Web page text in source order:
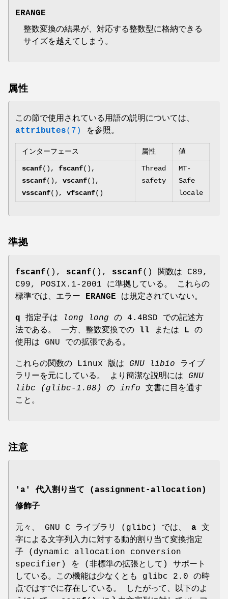
ERANGE
整数変換の結果が、対応する整数型に格納できる
サイズを越えてしまう。
属性
この節で使用されている用語の説明については、
attributes(7) を参照。
インターフェース 属性 値
scanf(), fscanf(),
sscanf(), vscanf(),
vsscanf(), vfscanf()
Thread
safety
MT-
Safe
locale
準拠
fscanf(), scanf(), sscanf() 関数は C89,
C99, POSIX.1-2001 に準拠している。 これらの
標準では、エラー ERANGE は規定されていない。
q 指定子は long long の 4.4BSD での記述方
法である。 一方、整数変換での ll または L の
使用は GNU での拡張である。
これらの関数の Linux 版は GNU libio ライブ
ラリーを元にしている。 より簡潔な説明には GNU
libc
(glibc-1.08) の info 文書に目を通す
こと。
注意
'a' 代入割り当て (assignment-allocation)
修飾子
元々、 GNU C ライブラリ (glibc) では、 a 文
字による文字列入力に対する動的割り当て変換指定
子 (dynamic allocation conversion
specifier) を (非標準の拡張として) サポート
している。この機能は少なくとも glibc 2.0 の時
点ではすでに存在している。 したがって、以下のよ